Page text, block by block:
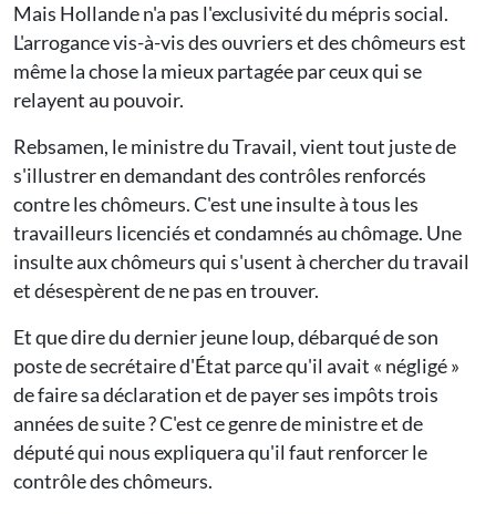
Mais Hollande n'a pas l'exclusivité du mépris social.
L'arrogance vis-à-vis des ouvriers et des chômeurs est
même la chose la mieux partagée par ceux qui se
relayent au pouvoir.
Rebsamen, le ministre du Travail, vient tout juste de
s'illustrer en demandant des contrôles renforcés
contre les chômeurs. C'est une insulte à tous les
travailleurs licenciés et condamnés au chômage. Une
insulte aux chômeurs qui s'usent à chercher du travail
et désespèrent de ne pas en trouver.
Et que dire du dernier jeune loup, débarqué de son
poste de secrétaire d'État parce qu'il avait « négligé »
de faire sa déclaration et de payer ses impôts trois
années de suite ? C'est ce genre de ministre et de
député qui nous expliquera qu'il faut renforcer le
contrôle des chômeurs.